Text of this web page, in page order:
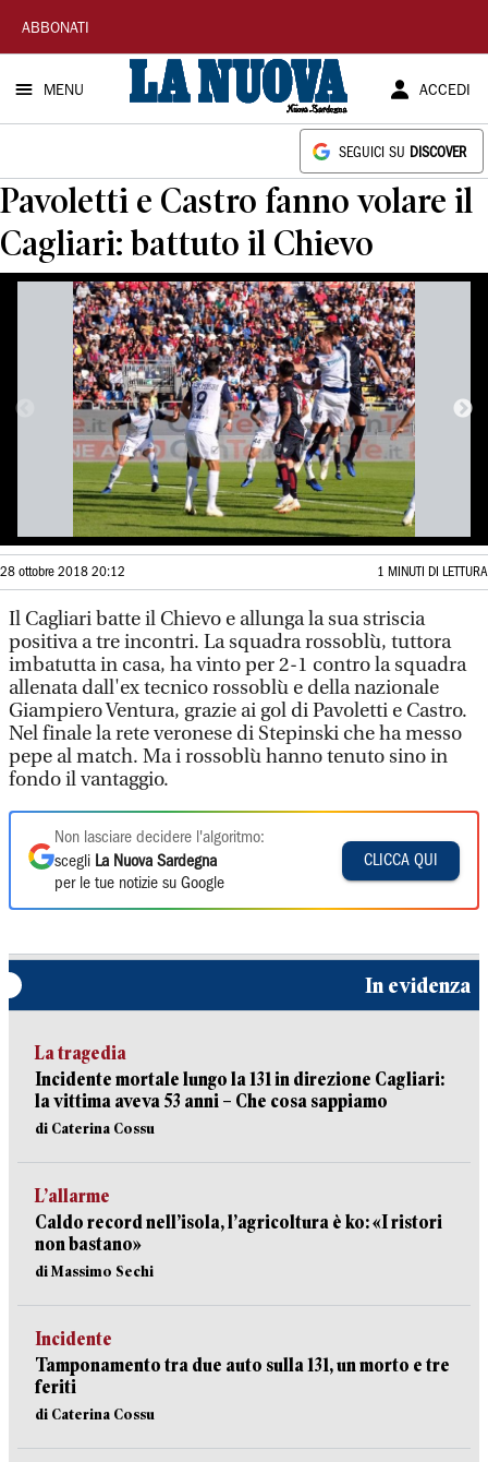
La
Nuova
Sardegna
ABBONATI
MENU ACCEDI
SEGUICI SU DISCOVER
Pavoletti e Castro fanno volare il
Cagliari: battuto il Chievo
28 ottobre 2018 20:12 1 MINUTI DI LETTURA
Il Cagliari batte il Chievo e allunga la sua striscia
positiva a tre incontri. La squadra rossoblù, tuttora
imbatutta in casa, ha vinto per 2-1 contro la squadra
allenata dall'ex tecnico rossoblù e della nazionale
Giampiero Ventura, grazie ai gol di Pavoletti e Castro.
Nel finale la rete veronese di Stepinski che ha messo
pepe al match. Ma i rossoblù hanno tenuto sino in
fondo il vantaggio.
Non lasciare decidere l'algoritmo:
scegli La Nuova Sardegna
per le tue notizie su Google
CLICCA QUI
In evidenza
La tragedia
Incidente mortale lungo la 131 in direzione Cagliari:
la vittima aveva 53 anni – Che cosa sappiamo
di Caterina Cossu
L’allarme
Caldo record nell’isola, l’agricoltura è ko: «I ristori
non bastano»
di Massimo Sechi
Incidente
Tamponamento tra due auto sulla 131, un morto e tre
feriti
di Caterina Cossu